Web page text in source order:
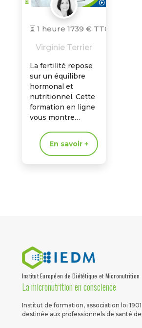
⏳ 1 heure 1739 € TTC
Virginie Terrier
La fertilité repose
sur un équilibre
hormonal et
nutritionnel. Cette
formation en ligne
vous montre
micronutrition
optimise la
préconception et
En savoir +
Institut Européen de Diététique et Micronutrition
La micronutrition en conscience
Institut de formation, association loi
destinée aux professionnels de santé